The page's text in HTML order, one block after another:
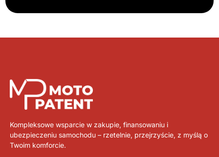
Kompleksowe wsparcie w zakupie, finansowaniu i
ubezpieczeniu samochodu – rzetelnie, przejrzyście, z myślą o
Twoim komforcie.